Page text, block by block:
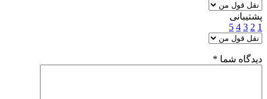
پشتیبانی
1
2
3
4
5
دیدگاه شما *